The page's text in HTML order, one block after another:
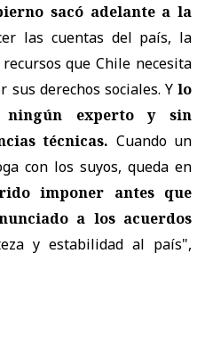
sacó adelante a la
las cuentas del país, la
que Chile necesita
sus derechos sociales. Y lo
experto y sin
técnicas. Cuando un
con los suyos, queda en
imponer antes que
a los acuerdos
y estabilidad al país",